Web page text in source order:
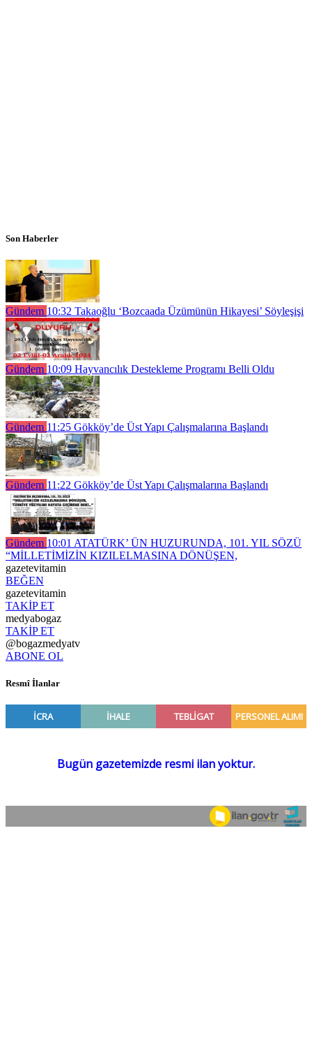
Son Haberler
Gündem 10:32 Takaoğlu ‘Bozcaada Üzümünün Hikayesi’ Söyleşişi
Gündem 10:09 Hayvancılık Destekleme Programı Belli Oldu
Gündem 11:25 Gökköy’de Üst Yapı Çalışmalarına Başlandı
Gündem 11:22 Gökköy’de Üst Yapı Çalışmalarına Başlandı
Gündem 10:01 ATATÜRK’ ÜN HUZURUNDA, 101. YIL SÖZÜ
“MİLLETİMİZİN KIZILELMASINA DÖNÜŞEN,
gazetevitamin
BEĞEN
gazetevitamin
TAKİP ET
medyabogaz
TAKİP ET
@bogazmedyatv
ABONE OL
Resmî İlanlar